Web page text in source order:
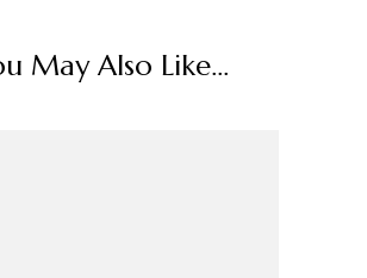
May Also Like...